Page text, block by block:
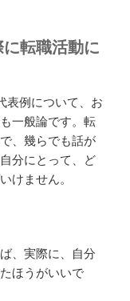
転職活動に
表例について、お
一般論です。転
、幾らでも話が
分にとって、ど
けません。
、実際に、自分
ほうがいいで